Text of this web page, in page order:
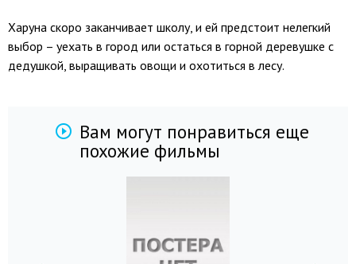
Харуна скоро заканчивает школу, и ей предстоит нелегкий
выбор – уехать в город или остаться в горной деревушке с
дедушкой, выращивать овощи и охотиться в лесу.
Вам могут понравиться еще
похожие фильмы